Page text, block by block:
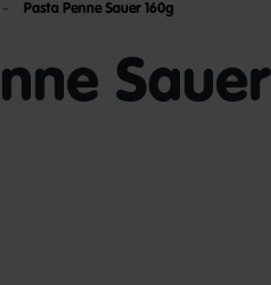
Pasta Penne Sauer 160g
Sauer